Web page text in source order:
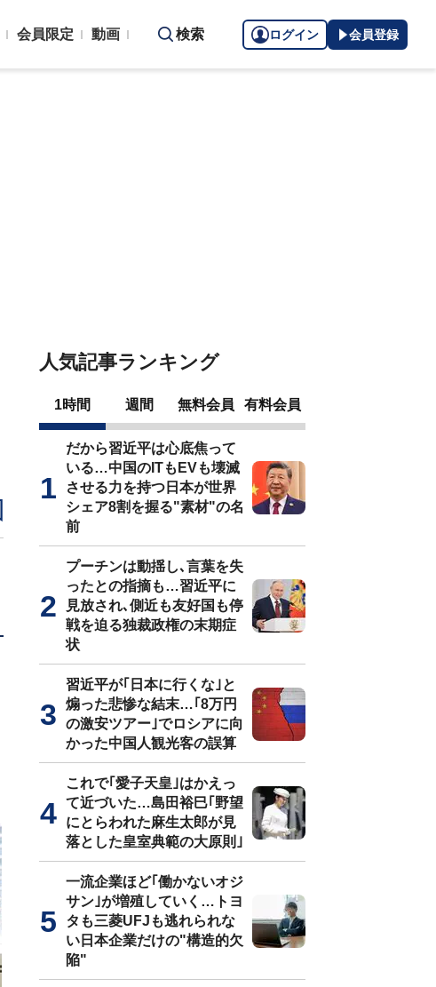
会員限定 動画 検索 ログイン 会員登録
人気記事ランキング
1時間 週間 無料会員 有料会員
だから習近平は心底焦って
いる…中国のITもEVも壊滅
させる力を持つ日本が世界
シェア8割を握る"素材"の名
前
プーチンは動揺し､言葉を失
ったとの指摘も…習近平に
見放され､側近も友好国も停
戦を迫る独裁政権の末期症
状
習近平が｢日本に行くな｣と
煽った悲惨な結末…｢8万円
の激安ツアー｣でロシアに向
かった中国人観光客の誤算
これで｢愛子天皇｣はかえっ
て近づいた…島田裕巳｢野望
にとらわれた麻生太郎が見
落とした皇室典範の大原則｣
一流企業ほど｢働かないオジ
サン｣が増殖していく…トヨ
タも三菱UFJも逃れられな
い日本企業だけの"構造的欠
陥"